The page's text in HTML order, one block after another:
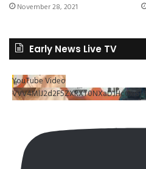
November 28, 2021
Early News Live TV
YouTube Video